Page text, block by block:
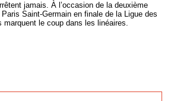
jamais. À l’occasion de la deuxième
Saint-Germain en finale de la Ligue des
marquent le coup dans les linéaires.